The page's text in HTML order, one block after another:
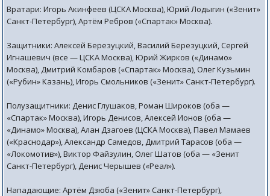
Вратари: Игорь Акинфеев (ЦСКА Москва), Юрий Лодыгин («Зенит»
Санкт-Петербург), Артём Ребров («Спартак» Москва).
Защитники: Алексей Березуцкий, Василий Березуцкий, Сергей
Игнашевич (все — ЦСКА Москва), Юрий Жирков («Динамо»
Москва), Дмитрий Комбаров («Спартак» Москва), Олег Кузьмин
(«Рубин» Казань), Игорь Смольников («Зенит» Санкт-Петербург).
Полузащитники: Денис Глушаков, Роман Широков (оба —
«Спартак» Москва), Игорь Денисов, Алексей Ионов (оба —
«Динамо» Москва), Алан Дзагоев (ЦСКА Москва), Павел Мамаев
(«Краснодар»), Александр Самедов, Дмитрий Тарасов (оба —
«Локомотив»), Виктор Файзулин, Олег Шатов (оба — «Зенит
Санкт-Петербург), Денис Черышев («Реал»).
Нападающие: Артём Дзюба («Зенит» Санкт-Петербург),